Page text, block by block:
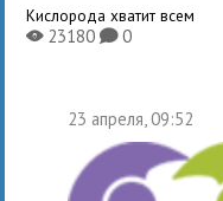
Кислорода хватит всем
X23180K0
23 апреля, 09:52